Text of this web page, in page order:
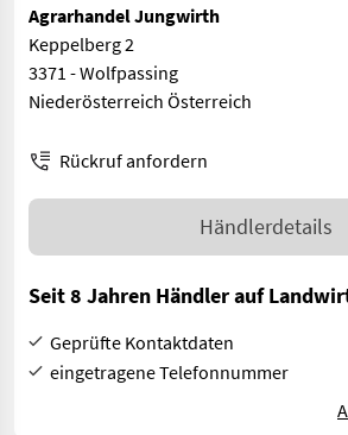
Agrarhandel Jungwirth
Keppelberg 2
3371 - Wolfpassing
Niederösterreich Österreich
Rückruf anfordern
Händlerdetails
Seit 8 Jahren Händler auf
Geprüfte Kontaktdaten
eingetragene Telefonnummer